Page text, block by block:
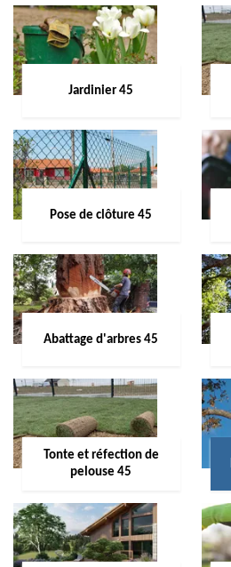
Jardinier 45
Pose de clôture 45
Abattage d'arbres 45
Tonte et réfection de
pelouse 45